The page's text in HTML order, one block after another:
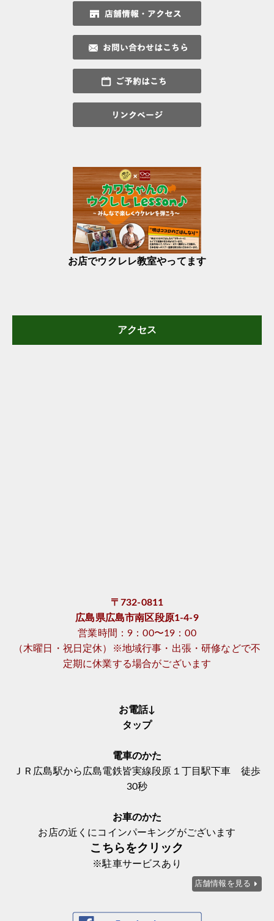
お店でウクレレ教室やってます
アクセス
〒732-0811
広島県広島市南区段原1-4-9
営業時間：9：00〜19：00
（木曜日・祝日定休）※地域行事・出張・研修などで不
定期に休業する場合がございます
お電話↓
タップ
電車のかた
ＪＲ広島駅から広島電鉄皆実線段原１丁目駅下車 徒歩
30秒
お車のかた
お店の近くにコインパーキングがございます
こちらをクリック
※駐車サービスあり
店舗情報を見る